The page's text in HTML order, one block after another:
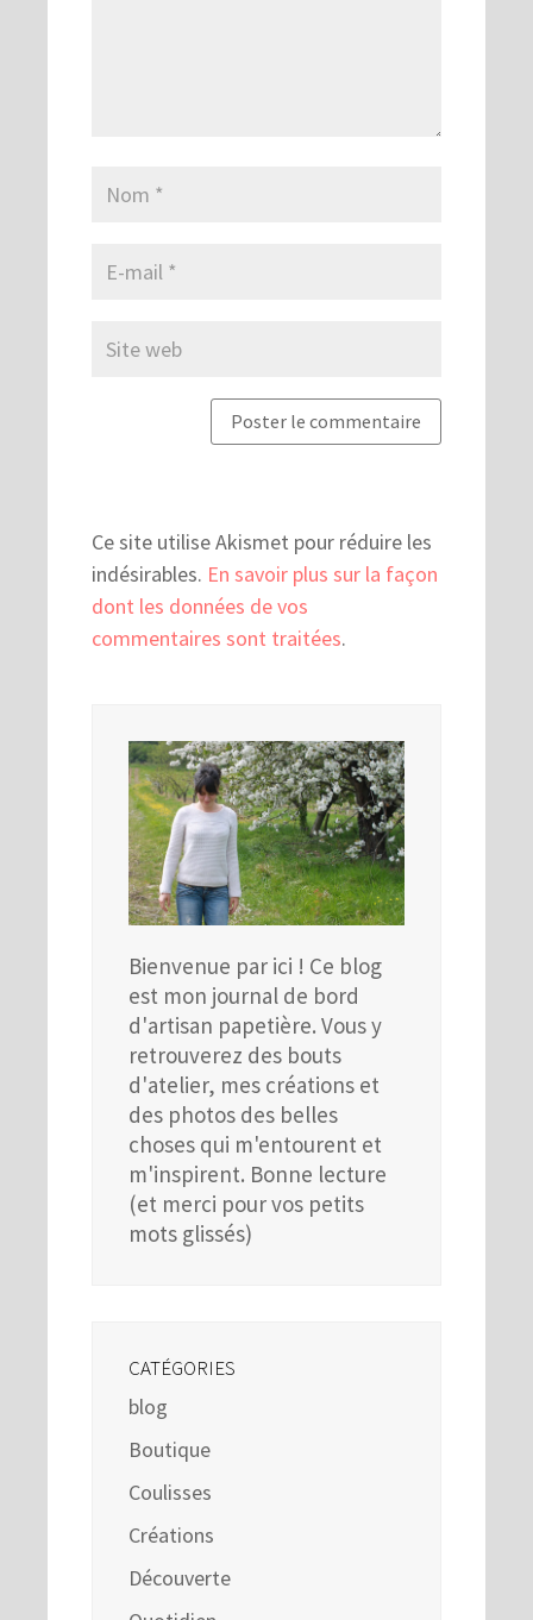
Ce site utilise Akismet pour réduire les
indésirables. En savoir plus sur la façon
dont les données de vos
commentaires sont traitées.
Bienvenue par ici ! Ce blog
est mon journal de bord
d'artisan papetière. Vous y
retrouverez des bouts
d'atelier, mes créations et
des photos des belles
choses qui m'entourent et
m'inspirent. Bonne lecture
(et merci pour vos petits
mots glissés)
CATÉGORIES
blog
Boutique
Coulisses
Créations
Découverte